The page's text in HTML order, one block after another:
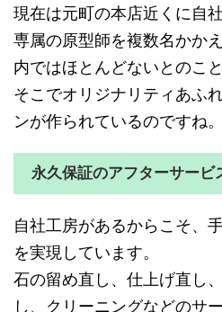
現在は元町の本店近くに自
専属の原型師を複数名かか
内ではほとんどないとのこと
そこでオリジナリティあふ
ンが作られているのですね。
永久保証のアフターサービ
自社工房があるからこそ、
を実現しています。
石の留め直し、仕上げ直し
し、クリーニングなどのサ